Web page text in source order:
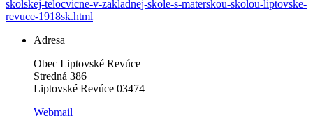
skolskej-telocvicne-v-zakladnej-skole-s-materskou-skolou-liptovske-
revuce-1918sk.html
Adresa
Obec Liptovské Revúce
Stredná 386
Liptovské Revúce 03474
Webmail